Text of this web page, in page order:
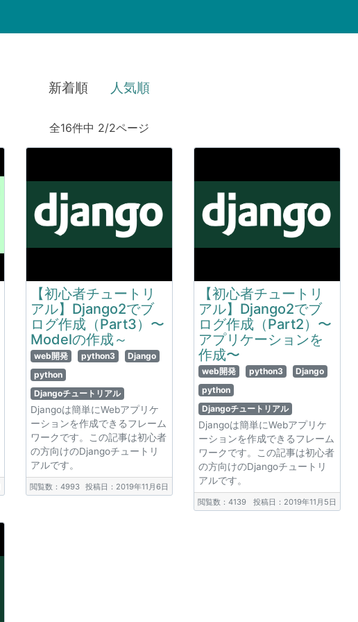
新着順 人気順
全16件中 2/2ページ
【初心者チュートリ
アル】Django2でブ
ログ作成（Part3）〜
Modelの作成～
web開発 python3
Django
python
Djangoチュートリアル
Djangoは簡単にWebアプリケ
ーションを作成できるフレーム
ワークです。この記事は初心者
の方向けのDjangoチュートリ
アルです。
閲覧数：4993 投稿日：2019年11月6日
【初心者チュートリ
アル】Django2でブ
ログ作成（Part2）〜
アプリケーションを
作成〜
web開発 python3
Django
python
Djangoチュートリアル
Djangoは簡単にWebアプリケ
ーションを作成できるフレーム
ワークです。この記事は初心者
の方向けのDjangoチュートリ
アルです。
閲覧数：4139 投稿日：2019年11月5日